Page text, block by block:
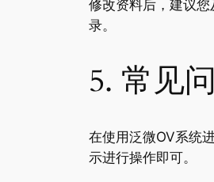
修改资料后，建议
录。
5. 常见
在使用泛微OV系统
示进行操作即可。